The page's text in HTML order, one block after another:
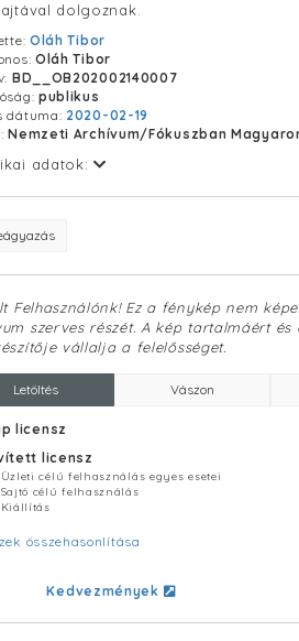
dolgoznak.
Oláh Tibor
Oláh Tibor
BD__OB202002140007
publikus
dátuma: 2020-02-19
Nemzeti Archívum/Fókuszban
adatok:
Felhasználónk! Ez a fénykép nem
szerves részét. A kép tartalmáért és
vállalja a felelősséget.
Letöltés Vászon
licensz
licensz
Üzleti célú felhasználás egyes esetei
Sajtó célú felhasználás
Kiállítás
összehasonlítása
Kedvezmények